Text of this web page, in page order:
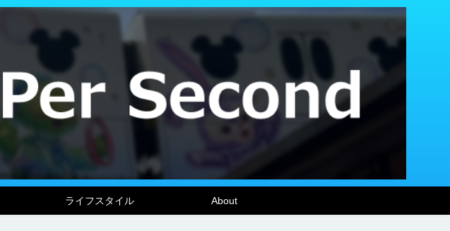
ライフスタイル About